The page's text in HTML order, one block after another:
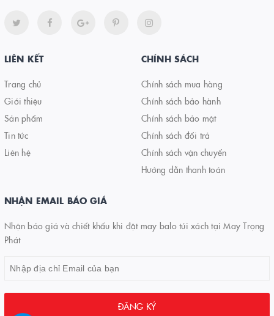
LIÊN KẾT
Trang chủ
Giới thiệu
Sản phẩm
Tin tức
Liên hệ
CHÍNH SÁCH
Chính sách mua hàng
Chính sách bảo hành
Chính sách bảo mật
Chính sách đổi trả
Chính sách vận chuyển
Hướng dẫn thanh toán
NHẬN EMAIL BÁO GIÁ
Nhận báo giá và chiết khấu khi đặt may balo túi xách tại May Trọng
Phát
ĐĂNG KÝ